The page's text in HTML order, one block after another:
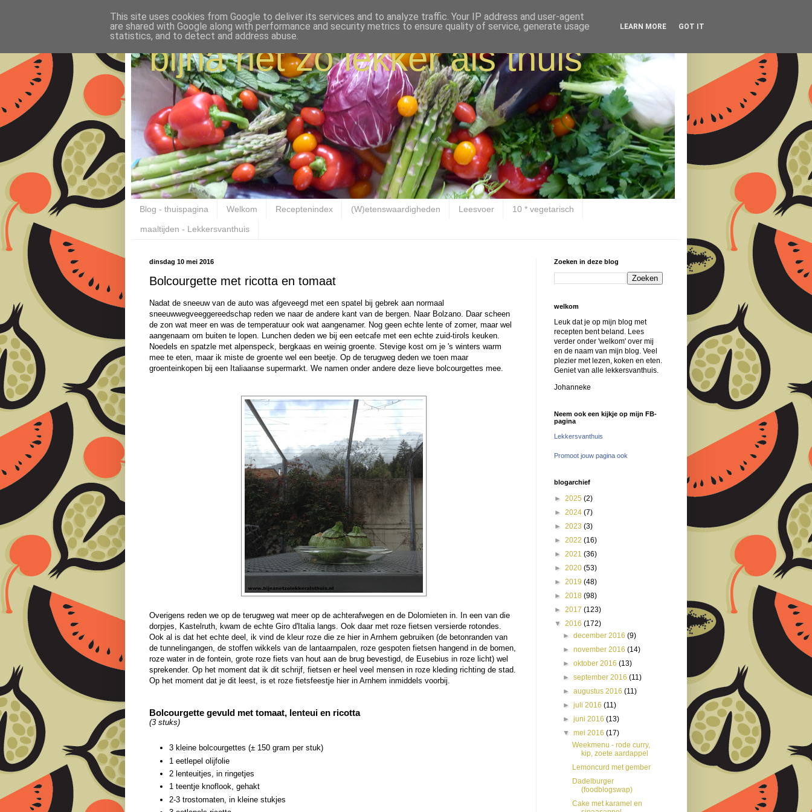
bijna net zo lekker als thuis
Blog - thuispagina Welkom Receptenindex (W)etenswaardigheden Leesvoer 10 * vegetarisch
maaltijden - Lekkersvanthuis
dinsdag 10 mei 2016
Bolcourgette met ricotta en tomaat
Nadat de sneeuw van de auto was afgeveegd met een spatel bij gebrek aan normaal
sneeuwwegveeggereedschap reden we naar de andere kant van de bergen. Naar Bolzano. Daar scheen
de zon wat meer en was de temperatuur ook wat aangenamer. Nog geen echte lente of zomer, maar wel
aangenaam om buiten te lopen. Lunchen deden we bij een eetcafe met een echte zuid-tirols keuken.
Noedels en spatzle met alpenspeck, bergkaas en weinig groente. Stevige kost om je 's winters warm
mee te eten, maar ik miste de groente wel een beetje. Op de terugweg deden we toen maar
groenteinkopen bij een Italiaanse supermarkt. We namen onder andere deze lieve bolcourgettes mee.
Overigens reden we op de terugweg wat meer op de achterafwegen en de Dolomieten in. In een van die
dorpjes, Kastelruth, kwam de echte Giro d'Italia langs. Ook daar met roze fietsen versierde rotondes.
Ook al is dat het echte deel, ik vind de kleur roze die ze hier in Arnhem gebruiken (de betonranden van
de tunnelingangen, de stoffen wikkels van de lantaarnpalen, roze gespoten fietsen hangend in de bomen,
roze water in de fontein, grote roze fiets van hout aan de brug bevestigd, de Eusebius in roze licht) wel
sprekender. Op het moment dat ik dit schrijf, fietsen er heel veel mensen in roze kleding richting de stad.
Op het moment dat je dit leest, is et roze fietsfeestje hier in Arnhem inmiddels voorbij.
Bolcourgette gevuld met tomaat, lenteui en ricotta
(3 stuks)
3 kleine bolcourgettes (± 150 gram per stuk)
1 eetlepel olijfolie
2 lenteuitjes, in ringetjes
1 teentje knoflook, gehakt
2-3 trostomaten, in kleine stukjes
Zoeken in deze blog
welkom
Leuk dat je op mijn blog met
recepten bent beland. Lees
verder onder 'welkom' over mij
en de naam van mijn blog. Veel
plezier met lezen, koken en eten.
Geniet van alle lekkersvanthuis.
Johanneke
Neem ook een kijkje op mijn FB-
pagina
Lekkersvanthuis
Promoot jouw pagina ook
blogarchief
► 2025 (2)
► 2024 (7)
► 2023 (3)
► 2022 (16)
► 2021 (36)
► 2020 (53)
► 2019 (48)
► 2018 (98)
► 2017 (123)
▼ 2016 (172)
►december 2016(9)
►november 2016(14)
►oktober 2016(13)
►september 2016(11)
►augustus 2016(11)
►juli 2016(11)
►juni 2016(13)
▼mei 2016(17)
Weekmenu - rode curry,
kip, zoete aardappel
Lemoncurd met gember
Dadelburger
(foodblogswap)
Cake met karamel en
This site uses cookies from Google to deliver its services and to analyze traffic. Your IP address and user-agent
are shared with Google along with performance and security metrics to ensure quality of service, generate usage
statistics, and to detect and address abuse.
LEARN MORE GOT IT